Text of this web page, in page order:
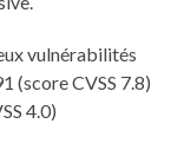
vulnérabilités
(score CVSS 7.8)
4.0)